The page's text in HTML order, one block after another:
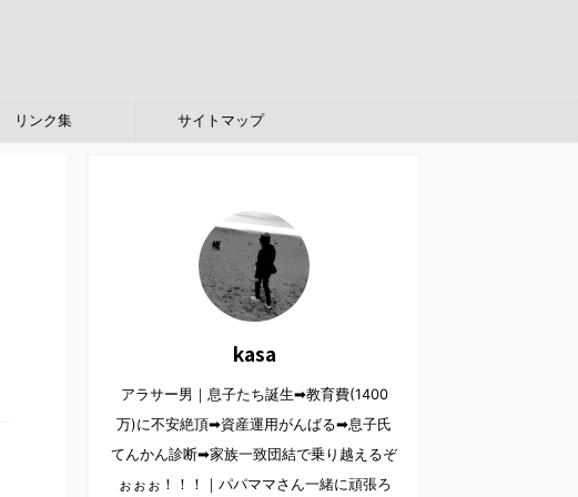
リンク集 サイトマップ
kasa
アラサー男｜息子たち誕生➡︎教育費(1400
万)に不安絶頂➡︎資産運用がんばる➡︎息子氏
てんかん診断➡︎家族一致団結で乗り越えるぞ
ぉぉぉ！！！｜パパママさん一緒に頑張ろ